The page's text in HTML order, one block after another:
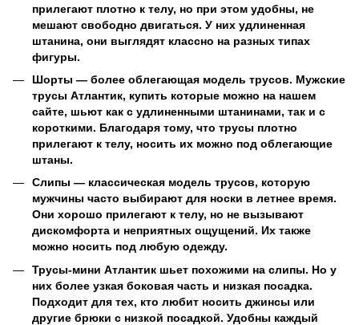
прилегают плотно к телу, но при этом удобны, не
мешают свободно двигаться. У них удлиненная
штанина, они выглядят классно на разных типах
фигуры.
Шорты — более облегающая модель трусов. Мужские
трусы Атлантик, купить которые можно на нашем
сайте, шьют как с удлиненными штанинами, так и с
короткими. Благодаря тому, что трусы плотно
прилегают к телу, носить их можно под облегающие
штаны.
Слипы — классическая модель трусов, которую
мужчины часто выбирают для носки в летнее время.
Они хорошо прилегают к телу, но не вызывают
дискомфорта и неприятных ощущений. Их также
можно носить под любую одежду.
Трусы-мини Атлантик шьет похожими на слипы. Но у
них более узкая боковая часть и низкая посадка.
Подходит для тех, кто любит носить джинсы или
другие брюки с низкой посадкой. Удобны каждый